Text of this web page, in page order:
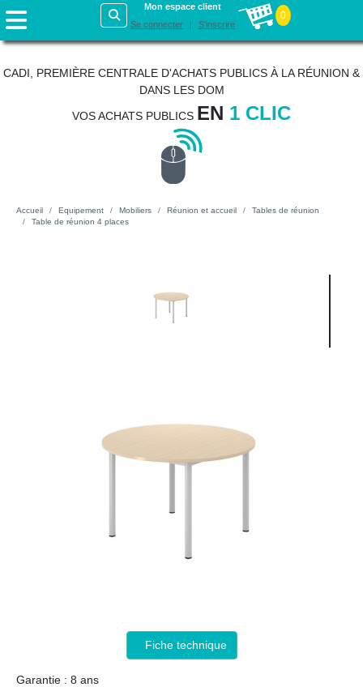
Mon espace client
Se connecter
S'inscrire
0
CADI, PREMIÈRE CENTRALE D'ACHATS PUBLICS À LA RÉUNION &
DANS LES DOM
VOS ACHATS PUBLICS EN 1 CLIC
Accueil Equipement Mobiliers Réunion et accueil
Tables de réunion
Table de réunion 4 places
Fiche technique
Garantie : 8 ans